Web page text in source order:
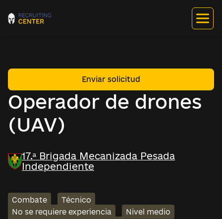
Operador de drones
(UAV)
Enviar solicitud
17.ª Brigada Mecanizada Pesada
Independiente
Combate
Técnico
No se requiere experiencia
Nivel medio